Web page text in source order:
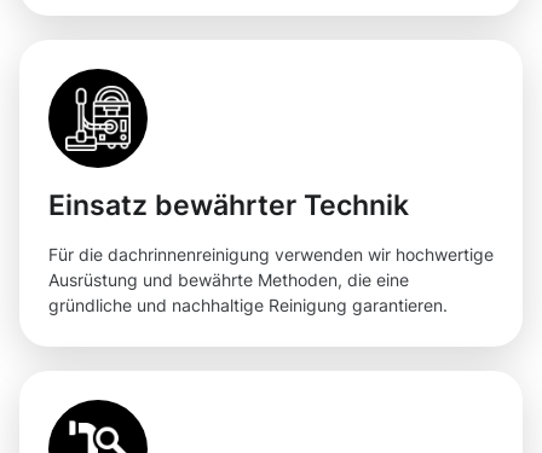
Einsatz bewährter Technik
Für die dachrinnenreinigung verwenden wir hochwertige
Ausrüstung und bewährte Methoden, die eine
gründliche und nachhaltige Reinigung garantieren.